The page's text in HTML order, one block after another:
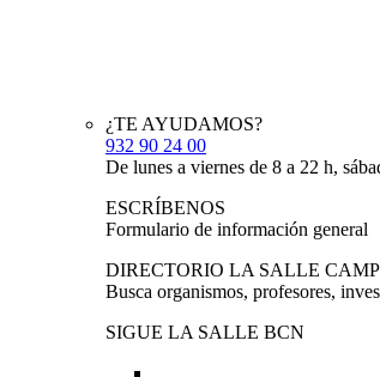
¿TE AYUDAMOS?
932 90 24 00
De lunes a viernes de 8 a 22 h,
ESCRÍBENOS
Formulario de información general
DIRECTORIO LA SALLE
Busca organismos, profesores,
SIGUE LA SALLE BCN